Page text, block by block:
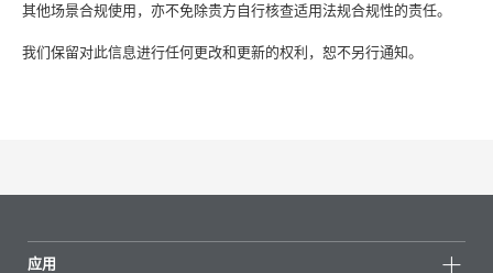
其他场景合规使用，亦不免除贵方自行核查适用法规合规性的责任。
我们保留对此信息进行任何更改和更新的权利，恕不另行通知。
应用